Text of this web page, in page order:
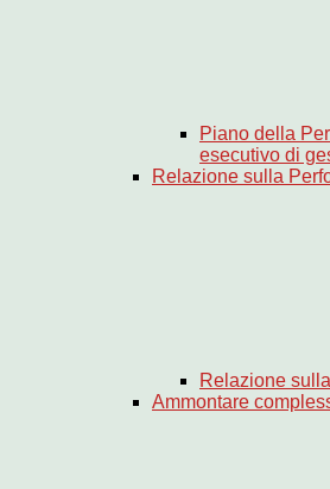
Piano della
esecutivo di
Relazione sulla
Relazione
Ammontare